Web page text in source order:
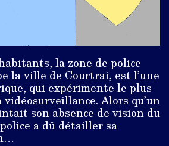
la zone de police
la ville de Courtrai, est l’une
qui expérimente le plus
Alors qu’un
son absence de vision du
a dû détailler sa